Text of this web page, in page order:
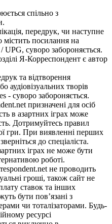
спільно з
передрук, чи наступне
посилання на
UPG, суворо забороняється.
Я-Корреспондент є автор
та відтворення
аудіовізуальних творів
- суворо забороняється.
призначені для осіб
в азартних іграх може
Дотримуйтесь правил
гри. При виявленні перших
до спеціаліста.
іграх не може бути
роботі.
не проводить
гроші, також сайт не
ставок та інших
бути пов’язані з
чи тоталізаторами. Будь-
ресурсі